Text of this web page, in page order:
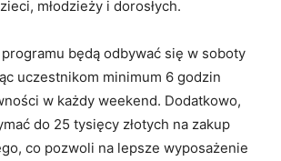
młodzieży i dorosłych.
będą odbywać się w soboty
uczestnikom minimum 6 godzin
w każdy weekend. Dodatkowo,
do 25 tysięcy złotych na zakup
co pozwoli na lepsze wyposażenie